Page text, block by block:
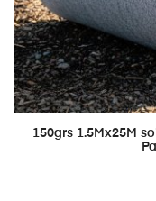
150grs 1.5Mx25M